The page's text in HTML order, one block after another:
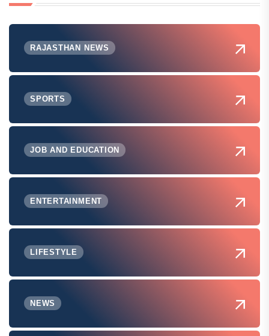
RAJASTHAN NEWS
SPORTS
JOB AND EDUCATION
ENTERTAINMENT
LIFESTYLE
NEWS